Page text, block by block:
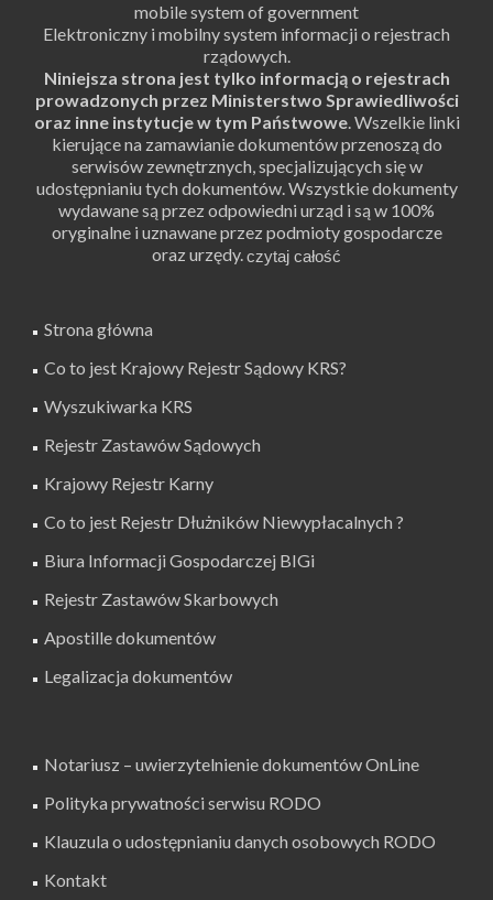
mobile system of government
Elektroniczny i mobilny system informacji o rejestrach
rządowych.
Niniejsza strona jest tylko informacją o rejestrach
prowadzonych przez Ministerstwo Sprawiedliwości
oraz inne instytucje w tym Państwowe. Wszelkie linki
kierujące na zamawianie dokumentów przenoszą do
serwisów zewnętrznych, specjalizujących się w
udostępnianiu tych dokumentów. Wszystkie dokumenty
wydawane są przez odpowiedni urząd i są w 100%
oryginalne i uznawane przez podmioty gospodarcze
oraz urzędy.
Strona główna
Co to jest Krajowy Rejestr Sądowy KRS?
Wyszukiwarka KRS
Rejestr Zastawów Sądowych
Krajowy Rejestr Karny
Co to jest Rejestr Dłużników Niewypłacalnych ?
Biura Informacji Gospodarczej BIGi
Rejestr Zastawów Skarbowych
Apostille dokumentów
Legalizacja dokumentów
Notariusz – uwierzytelnienie dokumentów OnLine
Polityka prywatności serwisu RODO
Klauzula o udostępnianiu danych osobowych RODO
Kontakt